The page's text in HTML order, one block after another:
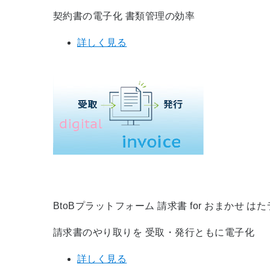
契約書の電子化 書類管理の効率
詳しく見る
BtoBプラットフォーム 請求書 for おまかせ はた
請求書のやり取りを 受取・発行ともに電子化
詳しく見る